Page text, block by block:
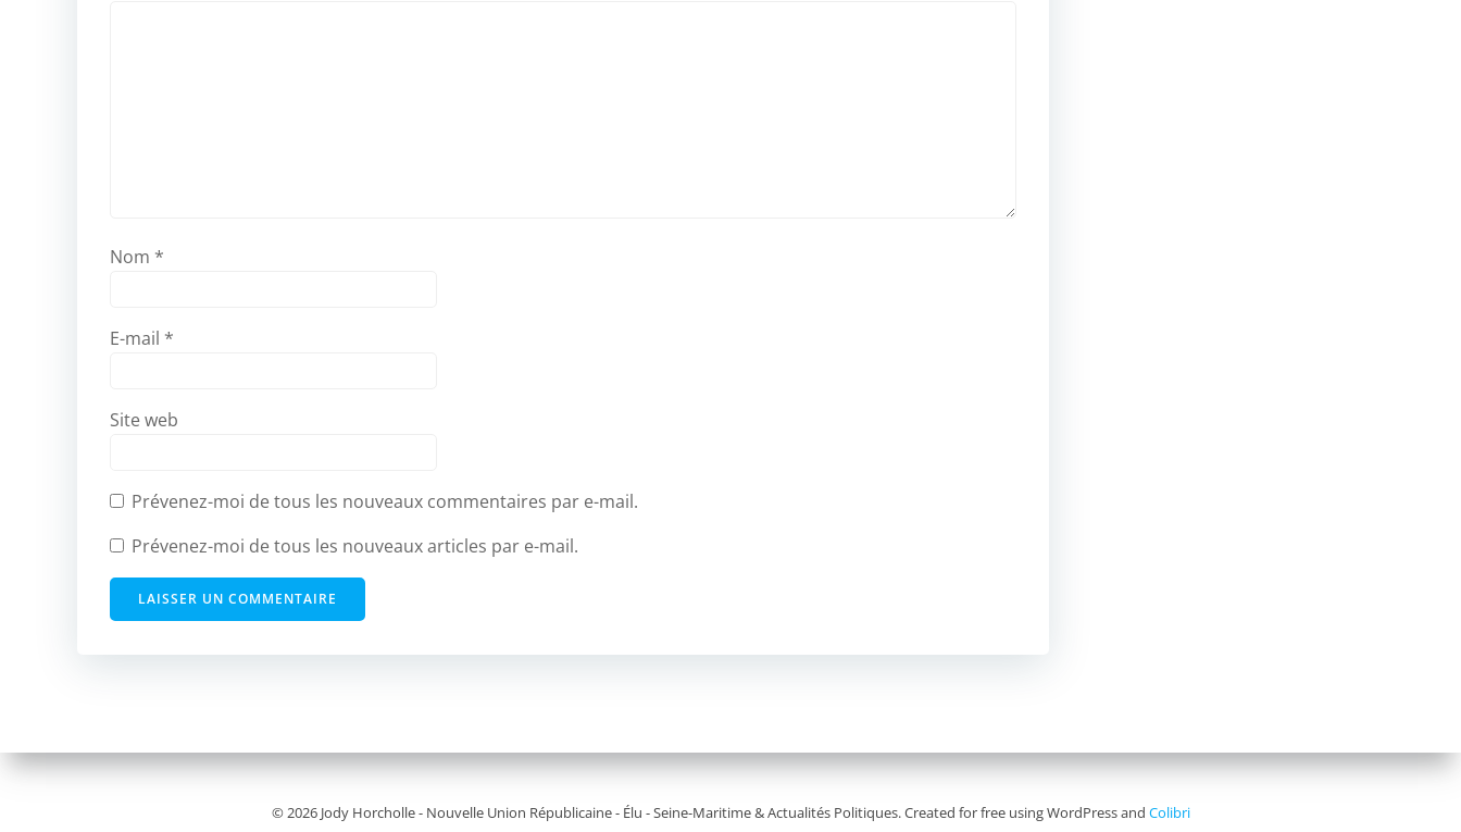
Nom *
E-mail *
Site web
Prévenez-moi de tous les nouveaux commentaires par e-mail.
Prévenez-moi de tous les nouveaux articles par e-mail.
© 2026 Jody Horcholle - Nouvelle Union Républicaine - Élu - Seine-Maritime & Actualités Politiques. Created for free using WordPress and Colibri